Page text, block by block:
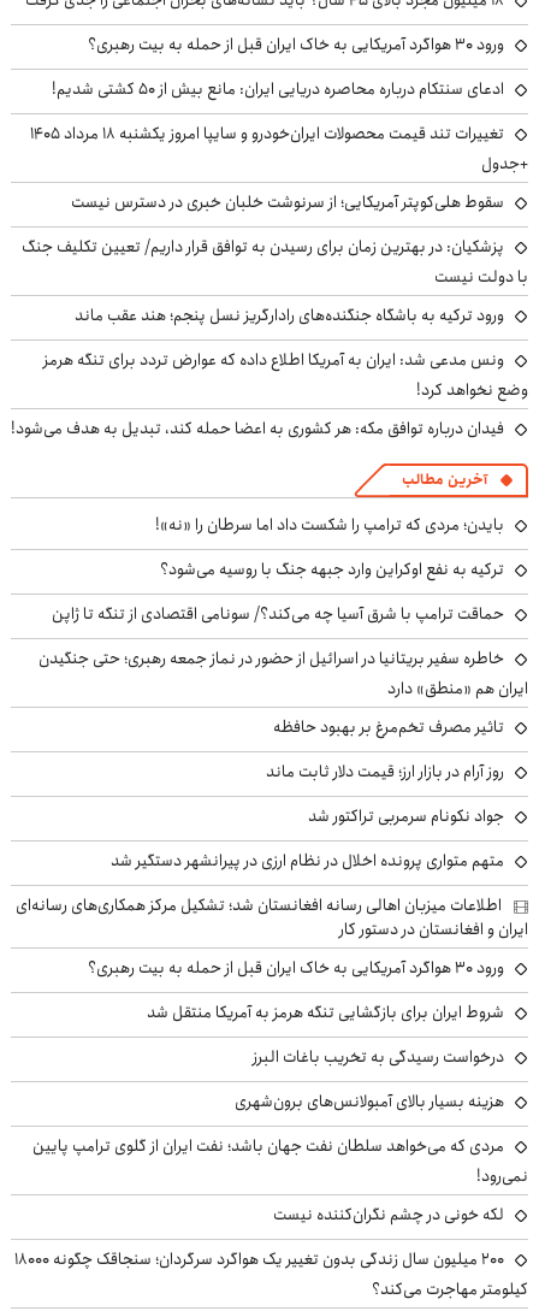
ورود ۳۰ هواگرد آمریکایی به خاک ایران قبل از حمله به بیت رهبری؟
ادعای سنتکام درباره محاصره دریایی ایران: مانع بیش از ۵۰ کشتی شدیم!
تغییرات تند قیمت محصولات ایران‌خودرو و سایپا امروز یکشنبه ۱۸ مرداد ۱۴۰۵
+جدول
سقوط هلی‌کوپتر آمریکایی؛ از سرنوشت خلبان خبری در دسترس نیست
پزشکیان‌: در بهترین زمان برای رسیدن به توافق قرار داریم/ تعیین تکلیف جنگ
با دولت نیست
ورود ترکیه به باشگاه جنگنده‌های رادارگریز نسل پنجم؛ هند عقب ماند
ونس مدعی شد: ایران به آمریکا اطلاع داده که عوارض تردد برای تنگه هرمز
وضع نخواهد کرد!
فیدان درباره توافق مکه: هر کشوری به اعضا حمله کند، تبدیل به هدف می‌شود!
آخرین مطالب
بایدن؛ مردی که ترامپ را شکست داد اما سرطان را «نه»!
ترکیه به نفع اوکراین وارد جبهه جنگ با روسیه می‌شود؟
حماقت ترامپ با شرق آسیا چه می‌کند؟/ سونامی اقتصادی از تنگه تا ژاپن
خاطره سفیر بریتانیا در اسرائیل از حضور در نماز جمعه رهبری؛ حتی جنگیدن
ایران هم «منطق» دارد
تاثیر مصرف تخم‌مرغ بر بهبود حافظه
روز آرام در بازار ارز؛ قیمت دلار ثابت ماند
جواد نکونام سرمربی تراکتور شد
متهم متواری پرونده اخلال در نظام ارزی در پیرانشهر دستگیر شد
اطلاعات میزبان اهالی رسانه افغانستان شد؛ تشکیل مرکز همکاری‌های رسانه‌ای
ایران و افغانستان در دستور کار
ورود ۳۰ هواگرد آمریکایی به خاک ایران قبل از حمله به بیت رهبری؟
شروط ایران برای بازگشایی تنگه هرمز به آمریکا منتقل شد
درخواست رسیدگی به تخریب باغات البرز
هزینه بسیار بالای آمبولانس‌های برون‌شهری
مردی که می‌خواهد سلطان نفت جهان باشد؛ نفت ایران از گلوی ترامپ پایین
نمی‌رود!
لکه خونی در چشم نگران‌کننده نیست
۲۰۰ میلیون سال زندگی بدون تغییر یک هواگرد سرگردان؛ سنجاقک‌ چگونه ۱۸۰۰۰
کیلومتر مهاجرت می‌کند؟